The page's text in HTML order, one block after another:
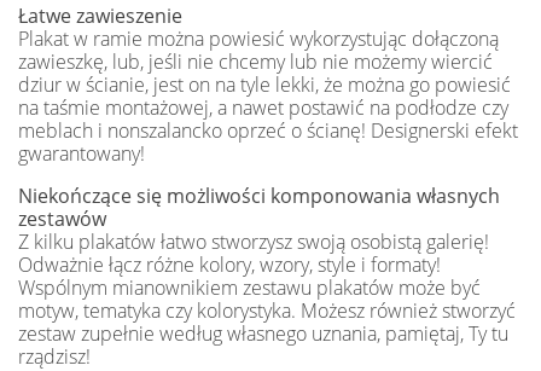
Łatwe zawieszenie
Plakat w ramie można powiesić wykorzystując dołączoną
zawieszkę, lub, jeśli nie chcemy lub nie możemy wiercić
dziur w ścianie, jest on na tyle lekki, że można go powiesić
na taśmie montażowej, a nawet postawić na podłodze czy
meblach i nonszalancko oprzeć o ścianę! Designerski efekt
gwarantowany!
Niekończące się możliwości komponowania własnych
zestawów
Z kilku plakatów łatwo stworzysz swoją osobistą galerię!
Odważnie łącz różne kolory, wzory, style i formaty!
Wspólnym mianownikiem zestawu plakatów może być
motyw, tematyka czy kolorystyka. Możesz również stworzyć
zestaw zupełnie według własnego uznania, pamiętaj, Ty tu
rządzisz!